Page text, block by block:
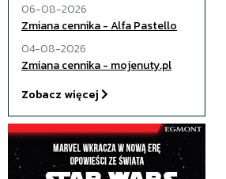
06-08-2026
Zmiana cennika - Alfa Pastello
04-08-2026
Zmiana cennika - mojenuty.pl
Zobacz więcej